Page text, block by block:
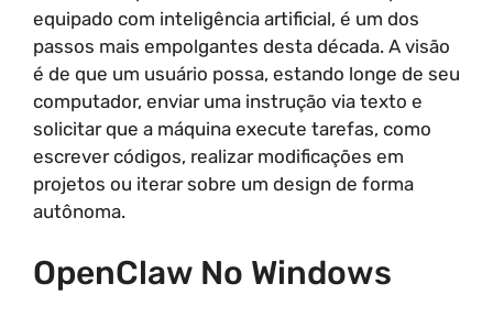
equipado com inteligência artificial, é um dos
passos mais empolgantes desta década. A visão
é de que um usuário possa, estando longe de seu
computador, enviar uma instrução via texto e
solicitar que a máquina execute tarefas, como
escrever códigos, realizar modificações em
projetos ou iterar sobre um design de forma
autônoma.
OpenClaw No Windows